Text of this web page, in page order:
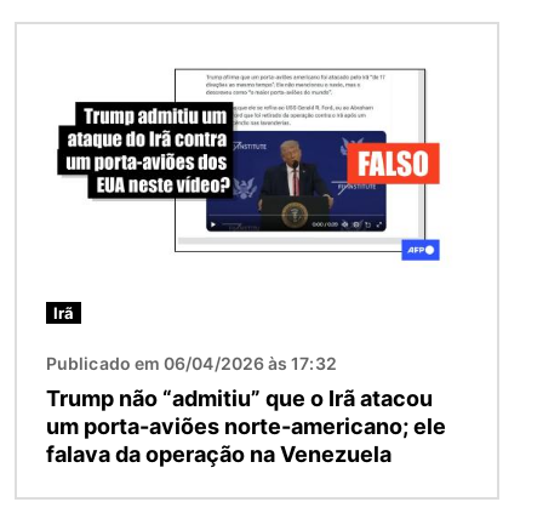
Irã
Publicado em 06/04/2026 às 17:32
Trump não “admitiu” que o Irã atacou
um porta-aviões norte-americano; ele
falava da operação na Venezuela